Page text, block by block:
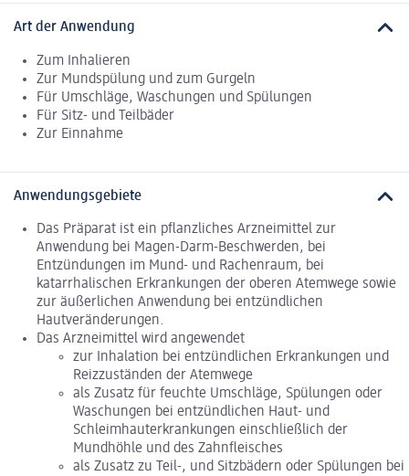
Art der Anwendung
Zum Inhalieren
Zur Mundspülung und zum Gurgeln
Für Umschläge, Waschungen und Spülungen
Für Sitz- und Teilbäder
Zur Einnahme
Anwendungsgebiete
Das Präparat ist ein pflanzliches Arzneimittel zur
Anwendung bei Magen-Darm-Beschwerden, bei
Entzündungen im Mund- und Rachenraum, bei
katarrhalischen Erkrankungen der oberen Atemwege sowie
zur äußerlichen Anwendung bei entzündlichen
Hautveränderungen.
Das Arzneimittel wird angewendet
zur Inhalation bei entzündlichen Erkrankungen und
Reizzuständen der Atemwege
als Zusatz für feuchte Umschläge, Spülungen oder
Waschungen bei entzündlichen Haut- und
Schleimhauterkrankungen einschließlich der
Mundhöhle und des Zahnfleisches
als Zusatz zu Teil-, und Sitzbädern oder Spülungen bei